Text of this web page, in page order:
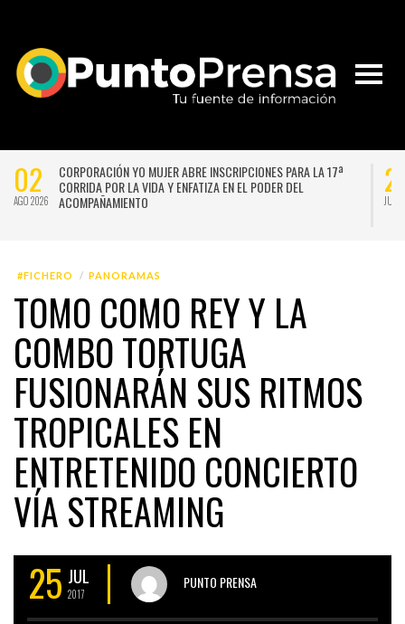
02
AGO 2026
CORPORACIÓN YO MUJER ABRE INSCRIPCIONES PARA LA 17ª
CORRIDA POR LA VIDA Y ENFATIZA EN EL PODER DEL
ACOMPAÑAMIENTO
JUL
#FICHERO PANORAMAS
TOMO COMO REY Y LA
COMBO TORTUGA
FUSIONARÁN SUS RITMOS
TROPICALES EN
ENTRETENIDO CONCIERTO
VÍA STREAMING
25 JUL
2017
PUNTO PRENSA